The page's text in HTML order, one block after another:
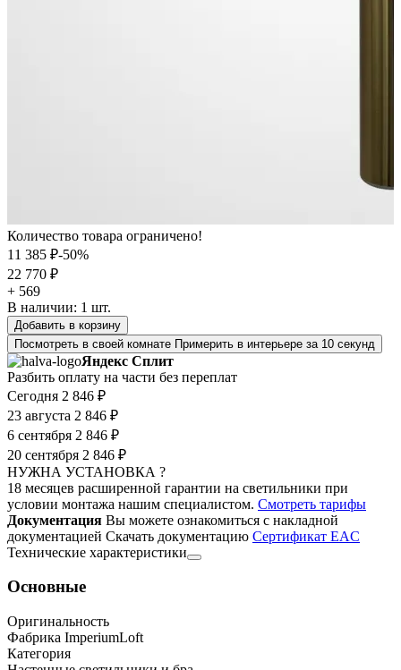
Количество товара ограничено!
11 385 ₽-50%
22 770 ₽
+ 569
В наличии: 1 шт.
Добавить в корзину
Посмотреть в своей комнате Примерить в интерьере за 10 секунд
Яндекс Сплит
Разбить оплату на части без переплат
Сегодня 2 846 ₽
23 августа 2 846 ₽
6 сентября 2 846 ₽
20 сентября 2 846 ₽
НУЖНА УСТАНОВКА ?
18 месяцев расширенной гарантии на светильники при
условии монтажа нашим специалистом. Смотреть тарифы
Документация Вы можете ознакомиться с накладной
документацией Скачать документацию Cертификат EAC
Технические характеристики
Основные
Оригинальность
Фабрика ImperiumLoft
Категория